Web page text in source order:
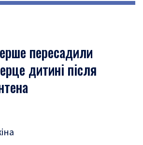
пересадили
дитині після